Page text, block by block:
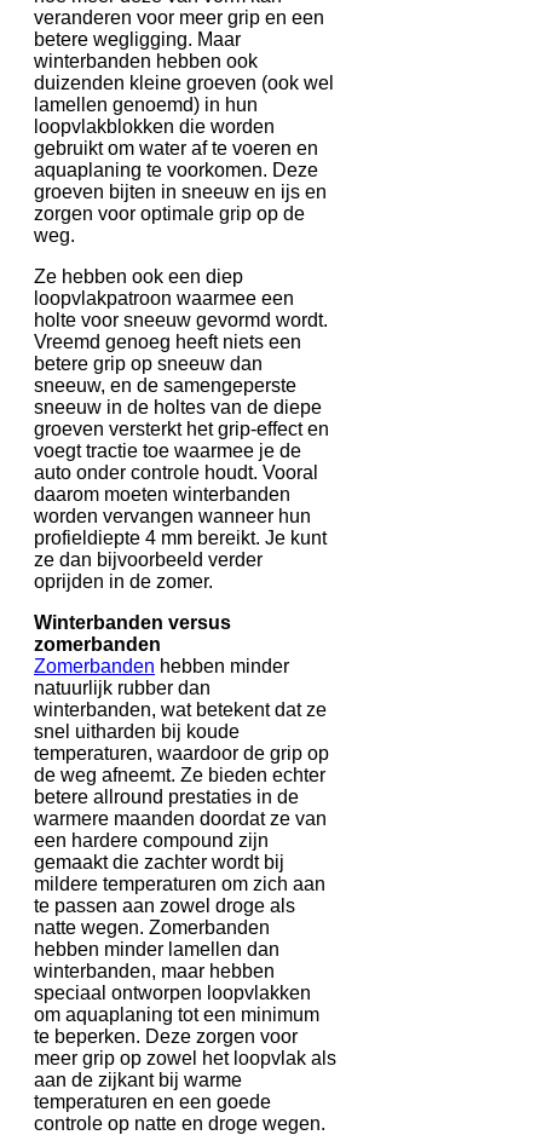
veranderen voor meer grip en een
betere wegligging. Maar
winterbanden hebben ook
duizenden kleine groeven (ook wel
lamellen genoemd) in hun
loopvlakblokken die worden
gebruikt om water af te voeren en
aquaplaning te voorkomen. Deze
groeven bijten in sneeuw en ijs en
zorgen voor optimale grip op de
weg.
Ze hebben ook een diep
loopvlakpatroon waarmee een
holte voor sneeuw gevormd wordt.
Vreemd genoeg heeft niets een
betere grip op sneeuw dan
sneeuw, en de samengeperste
sneeuw in de holtes van de diepe
groeven versterkt het grip-effect en
voegt tractie toe waarmee je de
auto onder controle houdt. Vooral
daarom moeten winterbanden
worden vervangen wanneer hun
profieldiepte 4 mm bereikt. Je kunt
ze dan bijvoorbeeld verder
oprijden in de zomer.
Winterbanden versus
zomerbanden
Zomerbanden hebben minder
natuurlijk rubber dan
winterbanden, wat betekent dat ze
snel uitharden bij koude
temperaturen, waardoor de grip op
de weg afneemt. Ze bieden echter
betere allround prestaties in de
warmere maanden doordat ze van
een hardere compound zijn
gemaakt die zachter wordt bij
mildere temperaturen om zich aan
te passen aan zowel droge als
natte wegen. Zomerbanden
hebben minder lamellen dan
winterbanden, maar hebben
speciaal ontworpen loopvlakken
om aquaplaning tot een minimum
te beperken. Deze zorgen voor
meer grip op zowel het loopvlak als
aan de zijkant bij warme
temperaturen en een goede
controle op natte en droge wegen.